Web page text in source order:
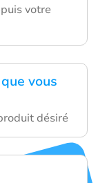
votre
vous
désiré